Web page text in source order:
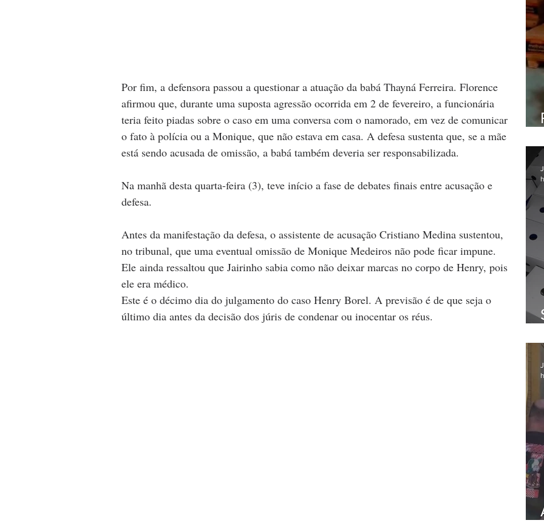
Por fim, a defensora passou a questionar a atuação da babá Thayná Ferreira. Florence
afirmou que, durante uma suposta agressão ocorrida em 2 de fevereiro, a funcionária
teria feito piadas sobre o caso em uma conversa com o namorado, em vez de comunicar
o fato à polícia ou a Monique, que não estava em casa. A defesa sustenta que, se a mãe
está sendo acusada de omissão, a babá também deveria ser responsabilizada.
Na manhã desta quarta-feira (3), teve início a fase de debates finais entre acusação e
defesa.
Antes da manifestação da defesa, o assistente de acusação Cristiano Medina sustentou,
no tribunal, que uma eventual omissão de Monique Medeiros não pode ficar impune.
Ele ainda ressaltou que Jairinho sabia como não deixar marcas no corpo de Henry, pois
ele era médico.
Este é o décimo dia do julgamento do caso Henry Borel. A previsão é de que seja o
último dia antes da decisão dos júris de condenar ou inocentar os réus.